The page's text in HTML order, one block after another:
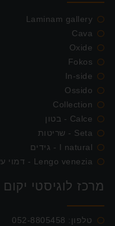
Laminam gallery
Cava
Oxide
Fokos
In-side
Ossido
Collection
Calce - בטון
Seta - שריטות
I natural - גידים
Lengo venezia - דמוי עץ
מרכז לוגיסטי יקום
טלפון: 052-8805458